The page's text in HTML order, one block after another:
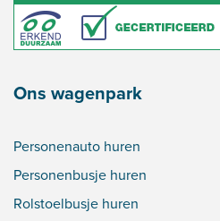
Ons wagenpark
Personenauto huren
Personenbusje huren
Rolstoelbusje huren